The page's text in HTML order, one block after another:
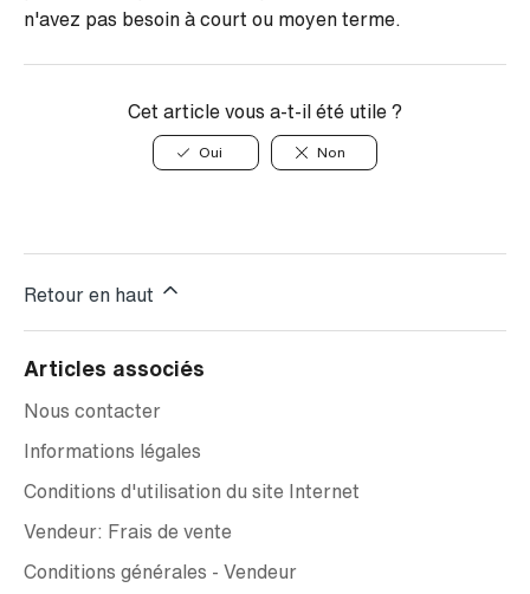
n'avez pas besoin à court ou moyen terme.
Cet article vous a-t-il été utile ?
Oui Non
Retour en haut
Articles associés
Nous contacter
Informations légales
Conditions d'utilisation du site Internet
Vendeur: Frais de vente
Conditions générales - Vendeur